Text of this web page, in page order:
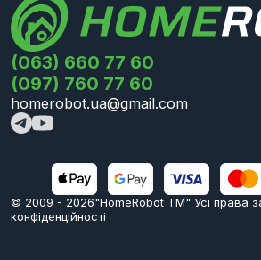
(063) 660 77 60
(097) 760 77 60
homerobot.ua@gmail.com
© 2009 - 2026"HomeRobot ТМ" Усi права
конфіденційності